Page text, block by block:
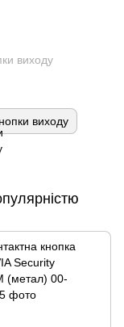
виходу
виходу